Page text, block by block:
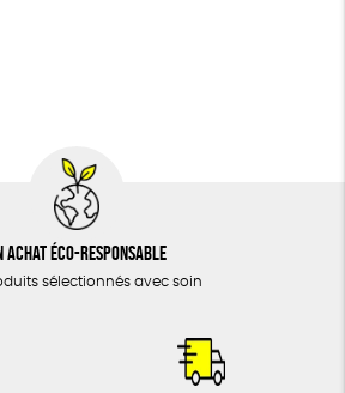
achat éco-responsable
sélectionnés avec soin